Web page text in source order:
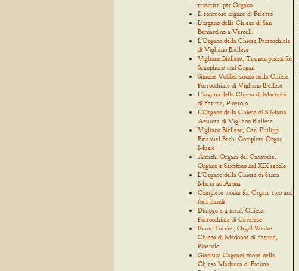
trascritti per Organo
Il sontuoso organo di Feletto
L'organo della Chiesa di San
Bernardino a Vercelli
L'Organo della Chiesa Parrocchiale
di Vigliano Biellese
Vigliano Biellese, Transcriptions for
Saxophone and Organ
Simone Vebber suona nella Chiesa
Parrocchiale di Vigliano Biellese
L'organo della Chiesa di Madonna
di Fatima, Pinerolo
L'Organo della Chiesa di S.Maria
Assunta di Vigliano Biellese
Vigliano Biellese, Carl Philipp
Emanuel Bach: Complete Organ
Music
Antichi Organi del Canavese:
Organo e Saxofono nel XIX secolo
L'Organo della Chiesa di Santa
Maria ad Arona
Complete works for Organ, two and
four hands
Dialogo a 4 mani, Chiesa
Parrocchiale di Cavalese
Franz Tunder, Orgel Werke.
Chiesa di Madonna di Fatima,
Pinerolo
Gianluca Cagnani suona nella
Chiesa Madonna di Fatima,